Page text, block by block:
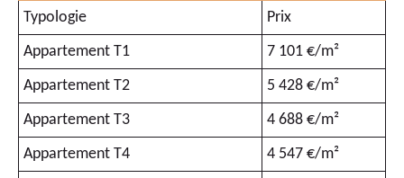
Typologie
Prix
Appartement T1
7 101 €/m²
Appartement T2
5 428 €/m²
Appartement T3
4 688 €/m²
Appartement T4
4 547 €/m²